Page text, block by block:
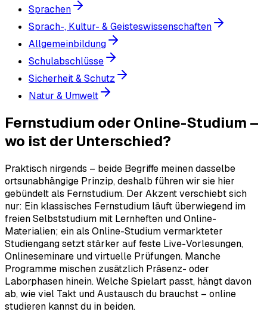
Sprachen
Sprach-, Kultur- & Geisteswissenschaften
Allgemeinbildung
Schulabschlüsse
Sicherheit & Schutz
Natur & Umwelt
Fernstudium oder Online-Studium –
wo ist der Unterschied?
Praktisch nirgends – beide Begriffe meinen dasselbe
ortsunabhängige Prinzip, deshalb führen wir sie hier
gebündelt als Fernstudium. Der Akzent verschiebt sich
nur: Ein klassisches Fernstudium läuft überwiegend im
freien Selbststudium mit Lernheften und Online-
Materialien; ein als Online-Studium vermarkteter
Studiengang setzt stärker auf feste Live-Vorlesungen,
Onlineseminare und virtuelle Prüfungen. Manche
Programme mischen zusätzlich Präsenz- oder
Laborphasen hinein. Welche Spielart passt, hängt davon
ab, wie viel Takt und Austausch du brauchst – online
studieren kannst du in beiden.